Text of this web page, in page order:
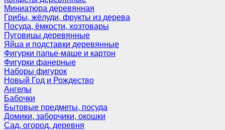
Миниатюра деревянная
Грибы, жёлуди, фрукты из дерева
Посуда, ёмкости, хозтовары
Пуговицы деревянные
Яйца и подставки деревянные
Фигурки папье-маше и картон
Фигурки фанерные
Наборы фигурок
Новый Год и Рождество
Ангелы
Бабочки
Бытовые предметы, посуда
Домики, заборчики, окошки
Сад, огород, деревня